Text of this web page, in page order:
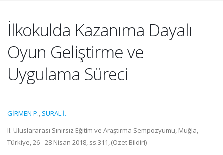
İlkokulda Kazanıma Dayalı
Oyun Geliştirme ve
Uygulama Süreci
GİRMEN P., SÜRAL İ.
II. Uluslararası Sınırsız Eğitim ve Araştırma Sempozyumu, Muğla,
Türkiye, 26 - 28 Nisan 2018, ss.311, (Özet Bildiri)